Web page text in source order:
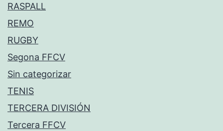
RASPALL
REMO
RUGBY
Segona FFCV
Sin categorizar
TENIS
TERCERA DIVISIÓN
Tercera FFCV